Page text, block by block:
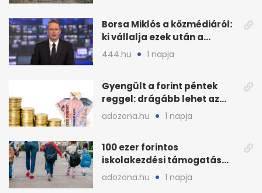
Borsa Miklós a közmédiáról:
ki vállalja ezek után a
munkát?
444.hu 1 napja
Gyengült a forint péntek
reggel: drágább lehet az
euró és a dollár
adozona.hu 1 napja
100 ezer forintos
iskolakezdési támogatás
2026 őszén: adózás,
munkáltatói plusz
adozona.hu 1 napja